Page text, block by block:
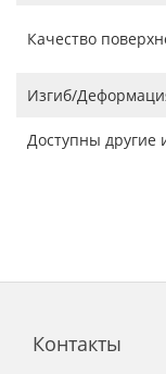
Качество
Изгиб/
Доступны другие
Контакты